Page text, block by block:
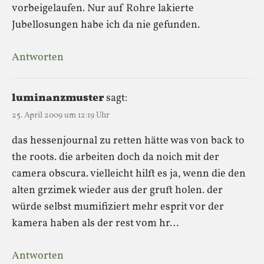
vorbeigelaufen. Nur auf Rohre lakierte
Jubellosungen habe ich da nie gefunden.
Antworten
luminanzmustersagt:
25. April 2009 um 12:19 Uhr
das hessenjournal zu retten hätte was von back to
the roots. die arbeiten doch da noich mit der
camera obscura. vielleicht hilft es ja, wenn die den
alten grzimek wieder aus der gruft holen. der
würde selbst mumifiziert mehr esprit vor der
kamera haben als der rest vom hr…
Antworten